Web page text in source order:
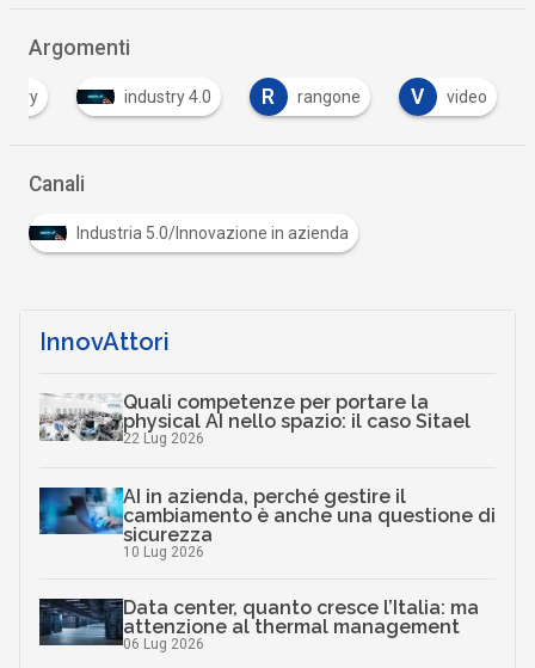
Argomenti
industry 4.0 R rangone V video
Canali
Industria 5.0/Innovazione in azienda
InnovAttori
Quali competenze per portare la
physical AI nello spazio: il caso Sitael
22 Lug 2026
AI in azienda, perché gestire il
cambiamento è anche una questione di
sicurezza
10 Lug 2026
Data center, quanto cresce l’Italia: ma
attenzione al thermal management
06 Lug 2026